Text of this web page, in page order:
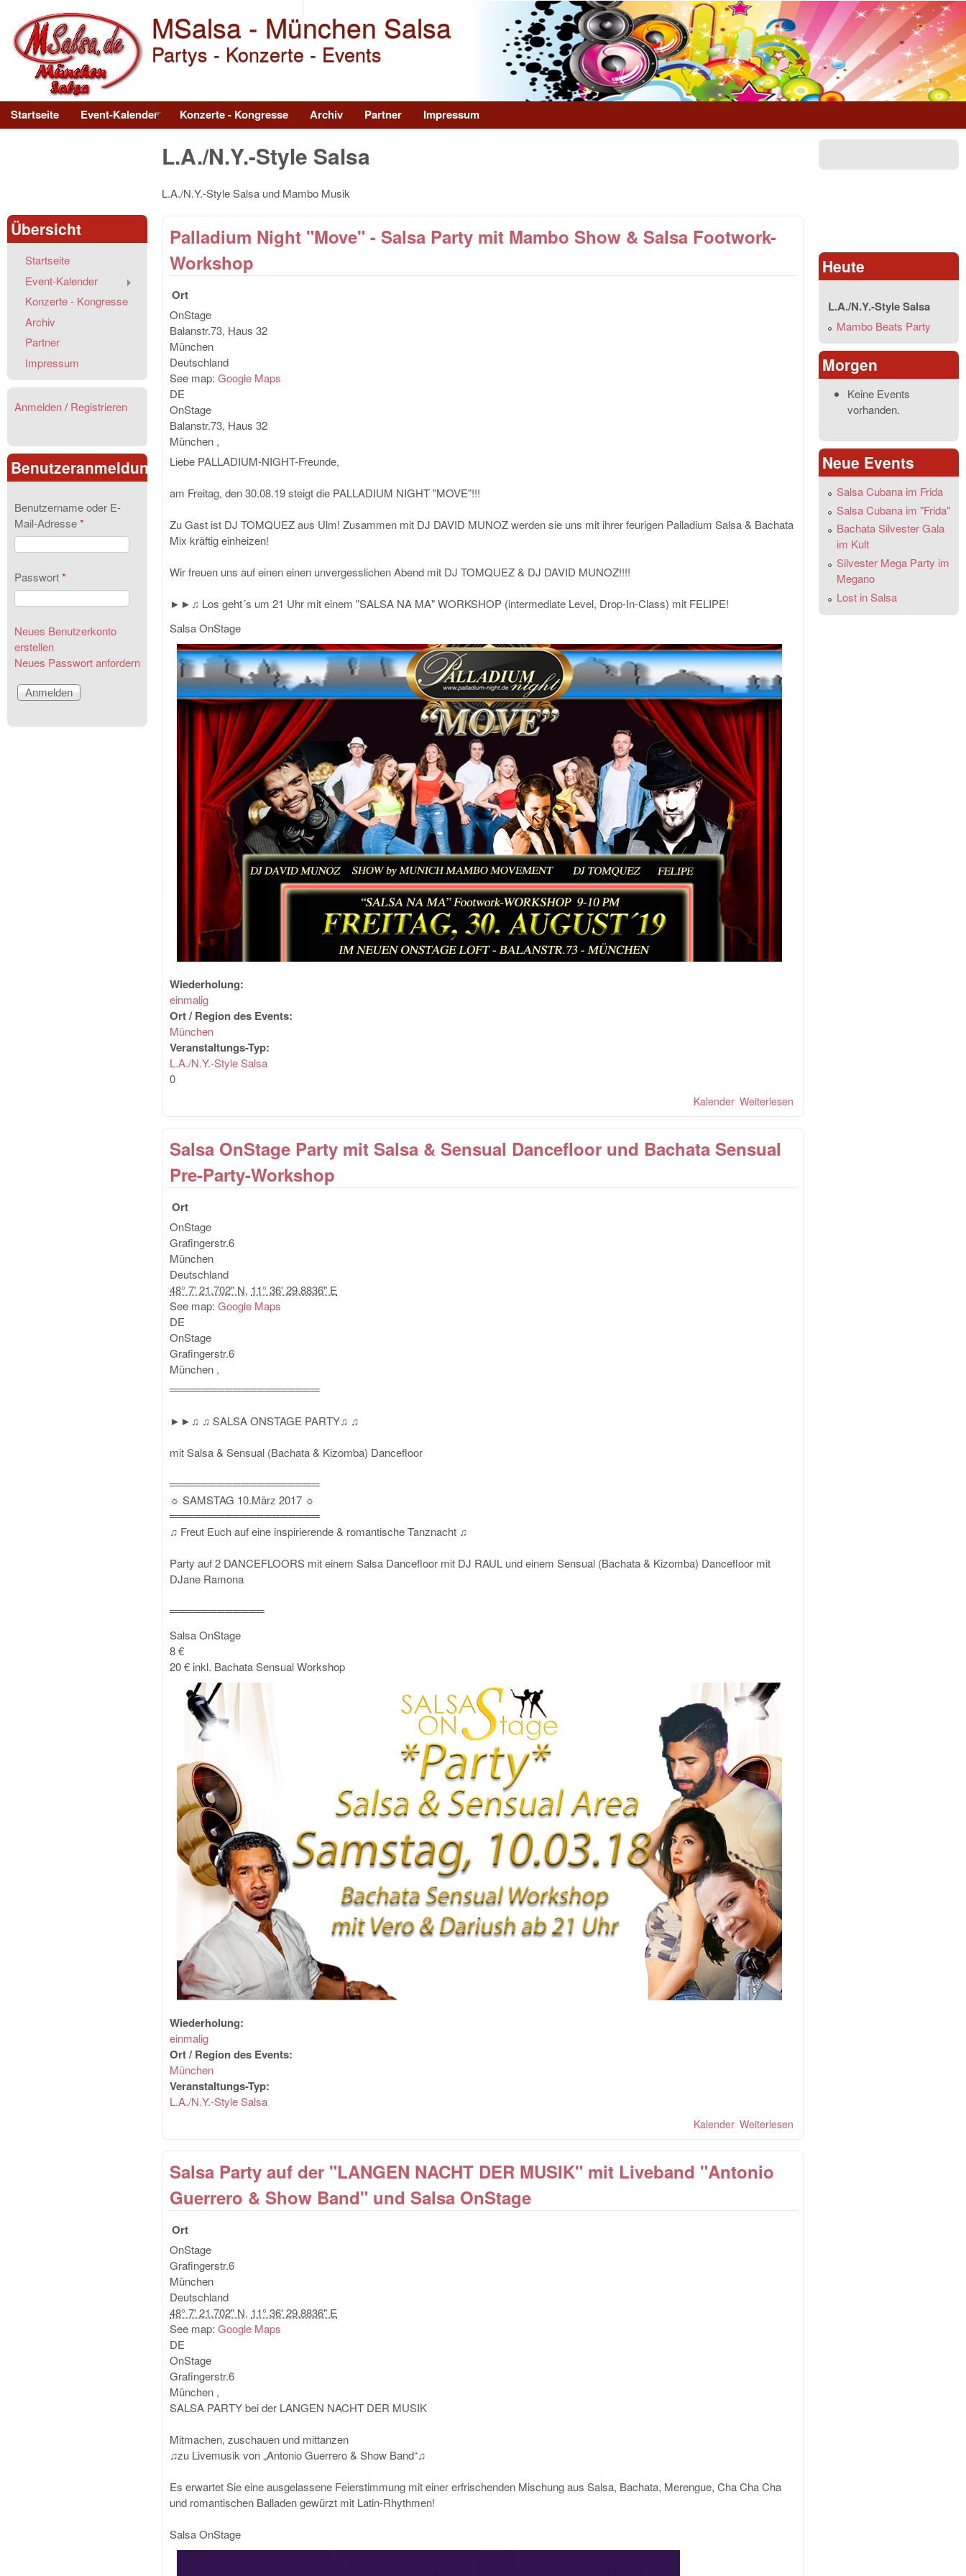
MSalsa - München Salsa
Partys - Konzerte - Events
Main menu
Startseite Event-Kalender Konzerte - Kongresse Archiv Partner Impressum
L.A./N.Y.-Style Salsa
L.A./N.Y.-Style Salsa und Mambo Musik
Palladium Night "Move" - Salsa Party mit Mambo Show & Salsa Footwork-
Workshop
Ort
OnStage
Balanstr.73, Haus 32
München
Deutschland
See map:Google Maps
DE
OnStage
Balanstr.73, Haus 32
München ,
Liebe PALLADIUM-NIGHT-Freunde,
am Freitag, den 30.08.19 steigt die PALLADIUM NIGHT "MOVE"!!!
Zu Gast ist DJ TOMQUEZ aus Ulm! Zusammen mit DJ DAVID MUNOZ werden sie uns mit ihrer feurigen Palladium Salsa & Bachata
Mix kräftig einheizen!
Wir freuen uns auf einen einen unvergesslichen Abend mit DJ TOMQUEZ & DJ DAVID MUNOZ!!!!
►►♫ Los geht´s um 21 Uhr mit einem "SALSA NA MA" WORKSHOP (intermediate Level, Drop-In-Class) mit FELIPE!
Salsa OnStage
Wiederholung:
einmalig
Ort / Region des Events:
München
Veranstaltungs-Typ:
L.A./N.Y.-Style Salsa
0
Weiterlesen
Kalender
Salsa OnStage Party mit Salsa & Sensual Dancefloor und Bachata Sensual
Pre-Party-Workshop
Ort
OnStage
Grafingerstr.6
München
Deutschland
48° 7' 21.702" N, 11° 36' 29.8836" E
See map:Google Maps
DE
OnStage
Grafingerstr.6
München ,
═══════════════════
►►♫ ♫ SALSA ONSTAGE PARTY♫ ♫
mit Salsa & Sensual (Bachata & Kizomba) Dancefloor
═══════════════════
☼ SAMSTAG 10.März 2017 ☼
═══════════════════
♫ Freut Euch auf eine inspirierende & romantische Tanznacht ♫
Party auf 2 DANCEFLOORS mit einem Salsa Dancefloor mit DJ RAUL und einem Sensual (Bachata & Kizomba) Dancefloor mit
DJane Ramona
════════════
Salsa OnStage
8 €
20 € inkl. Bachata Sensual Workshop
Wiederholung:
einmalig
Ort / Region des Events:
München
Veranstaltungs-Typ:
L.A./N.Y.-Style Salsa
Weiterlesen
Kalender
Salsa Party auf der "LANGEN NACHT DER MUSIK" mit Liveband "Antonio
Guerrero & Show Band" und Salsa OnStage
Ort
OnStage
Grafingerstr.6
München
Deutschland
48° 7' 21.702" N, 11° 36' 29.8836" E
See map:Google Maps
DE
OnStage
Grafingerstr.6
München ,
SALSA PARTY bei der LANGEN NACHT DER MUSIK
Mitmachen, zuschauen und mittanzen
♫zu Livemusik von „Antonio Guerrero & Show Band“♫
Es erwartet Sie eine ausgelassene Feierstimmung mit einer erfrischenden Mischung aus Salsa, Bachata, Merengue, Cha Cha Cha
und romantischen Balladen gewürzt mit Latin-Rhythmen!
Salsa OnStage
Übersicht
Startseite
Event-Kalender
Konzerte - Kongresse
Archiv
Partner
Impressum
Anmelden/ Registrieren
Benutzeranmeldung
Benutzername oder E-
Mail-Adresse*
Passwort*
Neues Benutzerkonto
erstellen
Neues Passwort anfordern
Heute
L.A./N.Y.-Style Salsa
Mambo Beats Party
Morgen
Keine Events
vorhanden.
Neue Events
Salsa Cubana im Frida
Salsa Cubana im "Frida"
Bachata Silvester Gala
im Kult
Silvester Mega Party im
Megano
Lost in Salsa